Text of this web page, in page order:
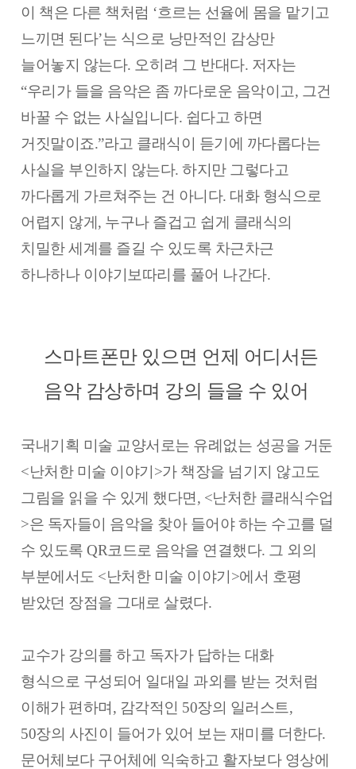
이 책은 다른 책처럼 ‘흐르는 선율에 몸을 맡기고
느끼면 된다’는 식으로 낭만적인 감상만
늘어놓지 않는다. 오히려 그 반대다. 저자는
“우리가 들을 음악은 좀 까다로운 음악이고, 그건
바꿀 수 없는 사실입니다. 쉽다고 하면
거짓말이죠.”라고 클래식이 듣기에 까다롭다는
사실을 부인하지 않는다.하지만 그렇다고
까다롭게 가르쳐주는 건 아니다. 대화 형식으로
어렵지 않게, 누구나 즐겁고 쉽게 클래식의
치밀한 세계를 즐길 수 있도록 차근차근
하나하나 이야기보따리를 풀어 나간다.
스마트폰만 있으면 언제 어디서든
음악 감상하며 강의 들을 수 있어
국내기획 미술 교양서로는 유례없는 성공을 거둔
<난처한 미술 이야기>가 책장을 넘기지 않고도
그림을 읽을 수 있게 했다면, <난처한 클래식수업
>은 독자들이 음악을 찾아 들어야 하는 수고를 덜
수 있도록 QR코드로 음악을 연결했다. 그 외의
부분에서도 <난처한 미술 이야기>에서 호평
받았던 장점을 그대로 살렸다.
교수가 강의를 하고 독자가 답하는 대화
형식으로 구성되어 일대일 과외를 받는 것처럼
이해가 편하며, 감각적인 50장의 일러스트,
50장의 사진이 들어가 있어 보는 재미를 더한다.
문어체보다 구어체에 익숙하고 활자보다 영상에